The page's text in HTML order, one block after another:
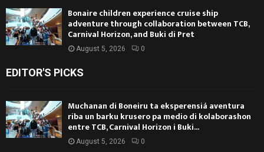
Bonaire children experience cruise ship
adventure through collaboration between TCB,
Carnival Horizon, and Buki di Pret
August 5, 2026 0
EDITOR'S PICKS
Muchanan di Boneiru ta eksperensiá aventura
riba un barku krusero pa medio di kolaborashon
entre TCB, Carnival Horizon i Buki...
August 5, 2026 0